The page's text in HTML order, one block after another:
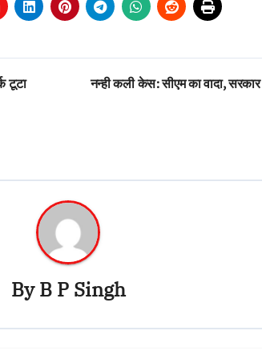
टूटा नन्ही कली केस: सीएम का वादा, सरकार
ByB P Singh